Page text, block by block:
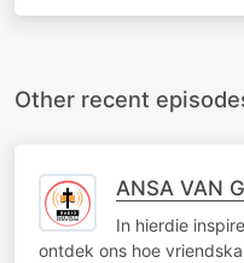
Other recent
ANSA VAN
In hierdie
ontdek ons hoe